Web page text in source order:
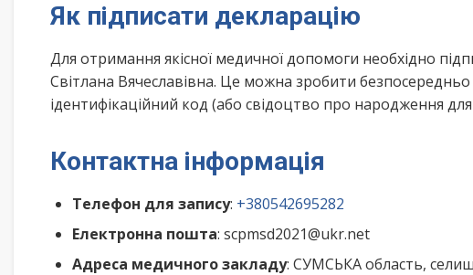
Як підписати декларацію
Для отримання якісної медичної допомоги необхідно
Світлана Вячеславівна. Це можна зробити
ідентифікаційний код (або свідоцтво про народження для
Контактна інформація
Телефон для запису: +380542695282
Електронна пошта: scpmsd2021@ukr.net
Адреса медичного закладу: СУМСЬКА область,